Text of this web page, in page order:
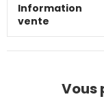
Information
vente
Vous